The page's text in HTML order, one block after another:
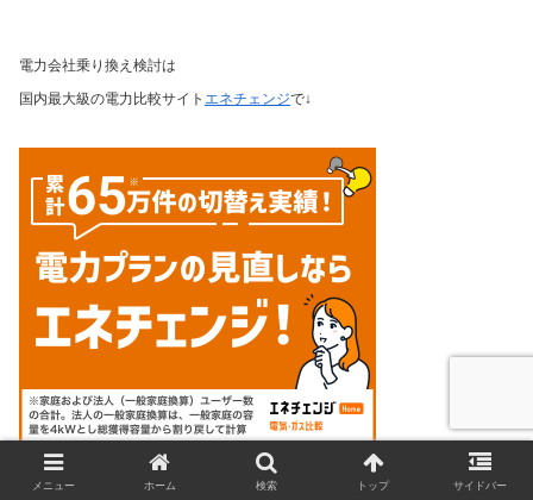
電力会社乗り換え検討は
国内最大級の電力比較サイト エネチェンジで↓
メニュー ホーム 検索 トップ サイドバー